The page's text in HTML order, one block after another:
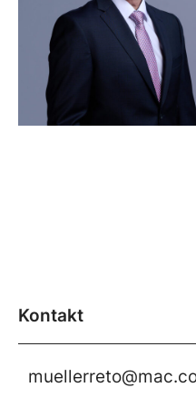
Kontakt